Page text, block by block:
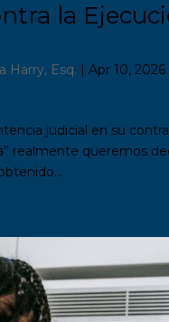
la
Harry, Esq. |Apr 10, 2026
judicial en su
realmente queremos